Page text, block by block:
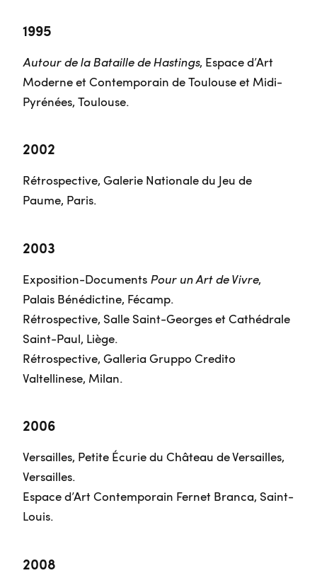
1995
Autour de la Bataille de Hastings, Espace d’Art
Moderne et Contemporain de Toulouse et Midi-
Pyrénées, Toulouse.
2002
Rétrospective, Galerie Nationale du Jeu de
Paume, Paris.
2003
Exposition-Documents Pour un Art de Vivre,
Palais Bénédictine, Fécamp.
Rétrospective, Salle Saint-Georges et Cathédrale
Saint-Paul, Liège.
Rétrospective, Galleria Gruppo Credito
Valtellinese, Milan.
2006
Versailles, Petite Écurie du Château de Versailles,
Versailles.
Espace d’Art Contemporain Fernet Branca, Saint-
Louis.
2008